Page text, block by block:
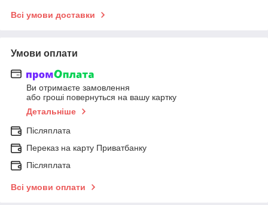
Всі умови доставки
Умови оплати
Ви отримаєте замовлення
або гроші повернуться на вашу картку
Детальніше
Післяплата
Переказ на карту Приватбанку
Післяплата
Всі умови оплати